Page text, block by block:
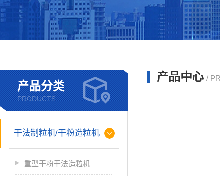
产品分类
PRODUCTS
干法制粒机/干粉造粒机
重型干粉干法造粒机
产品中心 /